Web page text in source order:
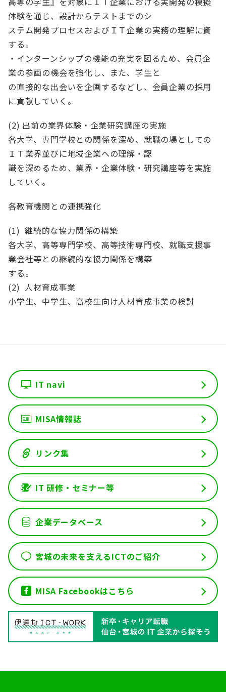
体験を通じ、設計からテストまでのシ
ステム開発プロセスおよびＩＴ企業の実務の理解に資
する。
・インターンシップの機能の充実を図るため、会員企
業の参画の機会を強化し、また、学生と
の直接的な出会いを企画するなどし、会員企業の採用
に貢献していく。
(2) 出前の業界体験・企業研究講座の実施
各大学、専門学校との関係を深め、就職の場としての
ＩＴ業界並びに地域企業への理解・認
識を深めるため、業界・企業体験・研究講座等を実施
していく。
各教育機関との連携強化
(1) 継続的な協力関係の構築
各大学、高等専門学校、高等技術専門校、就職支援事
業会社等との継続的な協力関係を構築
する。
(2) 人材育成事業
小学生、中学生、高校生向け人材育成事業の検討
IT navi
MISA情報誌
リンク集
IT 研修・セミナー等
企業データベース
宮城の未来を支えるICTのご紹介
MISA Facebookはこちら